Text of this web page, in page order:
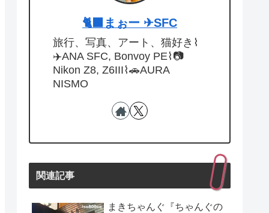
🐈‍⬛まぉー ✈︎SFC
旅行、写真、アート、猫好き⌇
✈️ANA SFC, Bonvoy PE⌇📷
Nikon Z8, Z6III⌇🚗AURA
NISMO
関連記事
まきちゃんぐ『ちゃんぐの